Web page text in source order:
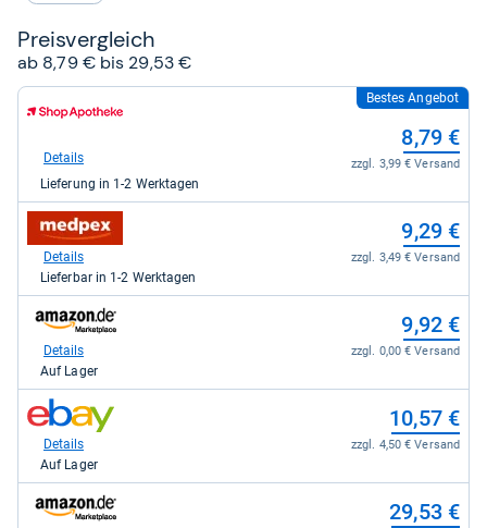
Preis­ver­gleich
ab 8,79 € bis 29,53 €
Shop:
Shop
DE
für
8,79
kaufen.
Bestes Angebot
8,79 €
zzgl. 3,99 € Versand
Details
Lieferung in 1-2 Werktagen
zum
Shop:
medpex
kaufen.
9,29 €
zzgl. 3,49 € Versand
Details
Lieferbar in 1-2 Werktagen
zum
Shop:
Amazon.de
9,92
kaufen.
9,92 €
zzgl. 0,00 € Versand
Details
Auf Lager
zum
Shop:
eBay
kaufen.
10,57 €
zzgl. 4,50 € Versand
Details
Auf Lager
zum
Shop:
29,53 €